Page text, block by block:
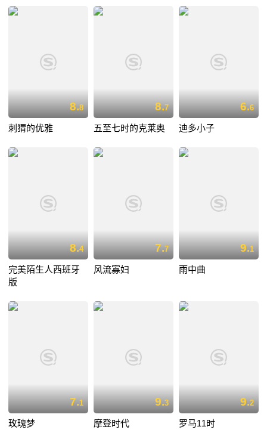
8.8
刺猬的优雅
8.7
五至七时的克莱奥
6.6
迪多小子
8.4
完美陌生人西班牙
版
7.7
风流寡妇
9.1
雨中曲
7.1
玫瑰梦
9.3
摩登时代
9.2
罗马11时